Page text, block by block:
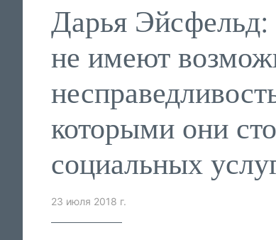
Дарья
не имеют
которыми они
социальных
23 июля 2018 г.